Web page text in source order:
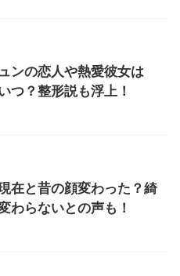
ンの恋人や熱愛彼女は
つ？整形説も浮上！
在と昔の顔変わった？綺
わらないとの声も！